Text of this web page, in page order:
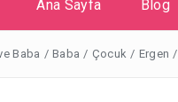
Ana Sayfa Blog
Baba / Baba / Çocuk / Ergen /